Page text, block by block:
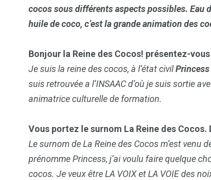
cocos sous différents aspects possibles. Eau
huile de coco, c’est la grande animation des
Bonjour la Reine des Cocos! présentez-
Je suis la reine des cocos, à l’état civilPrincess
suis retrouvée a l’INSAAC d’où je suis sortie
animatrice culturelle de formation.
Vous portez le surnom La Reine des Cocos.
Le surnom de La Reine des Cocos m’est venu
prénomme Princess, j’ai voulu faire quelque
cocos. Je veux être LA VOIX et LA VOIE des